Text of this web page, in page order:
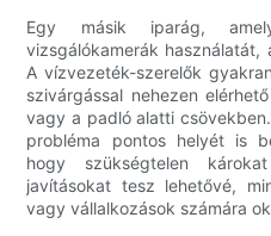
Egy másik iparág,
vizsgálókamerák
A vízvezeték-szerelők
szivárgással nehezen
vagy a padló alatti
probléma pontos helyét is
hogy szükségtelen
javításokat tesz lehetővé,
vagy vállalkozások számára